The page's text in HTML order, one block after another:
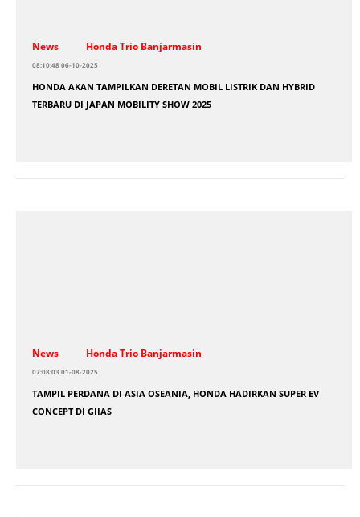
News Honda Trio Banjarmasin
08:10:48 06-10-2025
HONDA AKAN TAMPILKAN DERETAN MOBIL LISTRIK DAN HYBRID
TERBARU DI JAPAN MOBILITY SHOW 2025
News Honda Trio Banjarmasin
07:08:03 01-08-2025
TAMPIL PERDANA DI ASIA OSEANIA, HONDA HADIRKAN SUPER EV
CONCEPT DI GIIAS